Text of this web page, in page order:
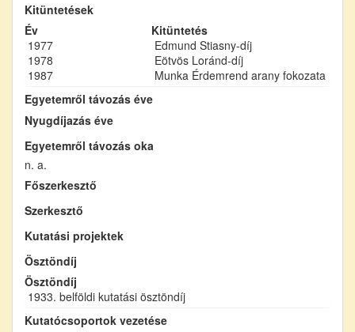
Kitüntetések
Év
Kitüntetés
1977
Edmund Stiasny-díj
1978
Eötvös Loránd-díj
1987
Munka Érdemrend arany fokozata
Egyetemről távozás éve
Nyugdíjazás éve
Egyetemről távozás oka
n. a.
Főszerkesztő
Szerkesztő
Kutatási projektek
Ösztöndíj
Ösztöndíj
1933. belföldi kutatási ösztöndíj
Kutatócsoportok vezetése